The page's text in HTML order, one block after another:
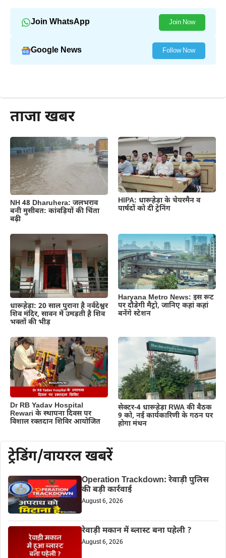
Join WhatsApp Join Now
Google News Follow Now
ताजा खबर
NH 48 Dharuhera: जलभराव
बनी मुसीबत: कांवड़ियों की चिंता
बढ़ी
HIPA: धारूहेड़ा के चेयरमैन व
पार्षदों को दी ट्रेनिंग
धारूहेड़ा: 20 साल पुराना है नर्वदेश्वर
शिव मंदिर, सावन में उमड़ती है शिव
भक्तों की भीड़
Haryana Metro News: इस रूट
पर दौडेगी मैट्रो, जानिए कहां कहां
बनेंगे स्टेशन
Dr RB Yadav Hospital
Rewari के स्थापना दिवस पर
विशाल रक्तदान शिविर आयोजित
सेक्टर-4 धारूहेड़ा RWA की बैठक
9 को, नई कार्यकारिणी के गठन पर
होगा मंथन
ट्रेडिंग/वायरल खबरें
Operation Trackdown: रेवाड़ी पुलिस
की बड़ी कार्रवाई
August 6, 2026
रेवाड़ी मकान में ब्लास्ट बना पहेली ?
August 6, 2026